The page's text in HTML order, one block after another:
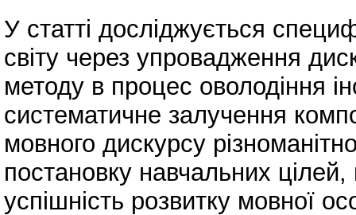
У статті досліджується
світу через упровадження
методу в процес оволодіння
систематичне залучення
мовного дискурсу
постановку навчальних
успішність розвитку мовної